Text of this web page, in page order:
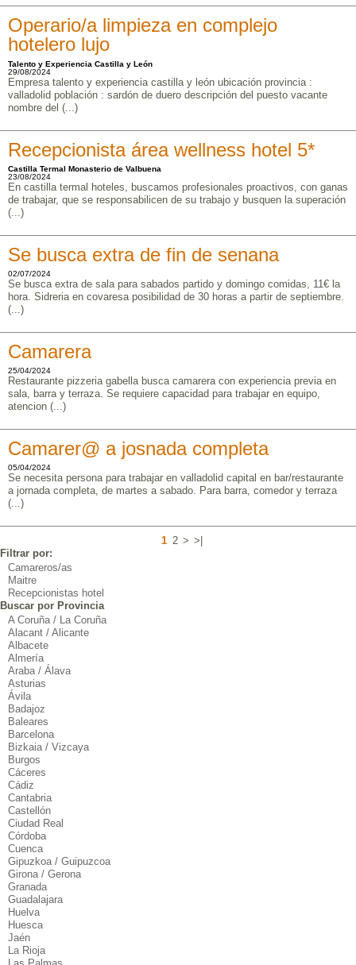
Operario/a limpieza en complejo
hotelero lujo
Talento y Experiencia Castilla y León
29/08/2024
Empresa talento y experiencia castilla y león ubicación provincia :
valladolid población : sardón de duero descripción del puesto vacante
nombre del (...)
Recepcionista área wellness hotel 5*
Castilla Termal Monasterio de Valbuena
23/08/2024
En castilla termal hoteles, buscamos profesionales proactivos, con ganas
de trabajar, que se responsabilicen de su trabajo y busquen la superación
(...)
Se busca extra de fin de senana
02/07/2024
Se busca extra de sala para sabados partido y domingo comidas, 11€ la
hora. Sidreria en covaresa posibilidad de 30 horas a partir de septiembre.
(...)
Camarera
25/04/2024
Restaurante pizzeria gabella busca camarera con experiencia previa en
sala, barra y terraza. Se requiere capacidad para trabajar en equipo,
atencion (...)
Camarer@ a josnada completa
05/04/2024
Se necesita persona para trabajar en valladolid capital en bar/restaurante
a jornada completa, de martes a sabado. Para barra, comedor y terraza
(...)
1 2 > >|
Filtrar por:
Camareros/as
Maitre
Recepcionistas hotel
Buscar por Provincia
A Coruña / La Coruña
Alacant / Alicante
Albacete
Almería
Araba / Álava
Asturias
Ávila
Badajoz
Baleares
Barcelona
Bizkaia / Vizcaya
Burgos
Cáceres
Cádiz
Cantabria
Castellón
Ciudad Real
Córdoba
Cuenca
Gipuzkoa / Guipuzcoa
Girona / Gerona
Granada
Guadalajara
Huelva
Huesca
Jaén
La Rioja